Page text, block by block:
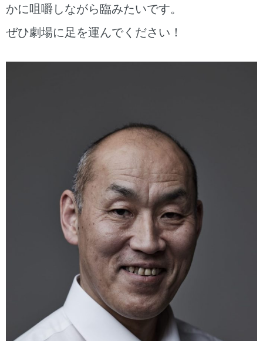
かに咀嚼しながら臨みたいです。
ぜひ劇場に足を運んでください！